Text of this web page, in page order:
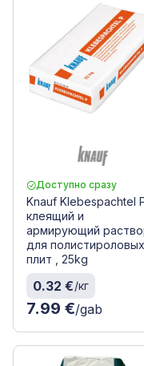
Доступно сразу
Knauf Klebespachtel
клеящий и
армирующий
для полистироловых
плит , 25kg
0.32 €/кг
7.99 €/gab